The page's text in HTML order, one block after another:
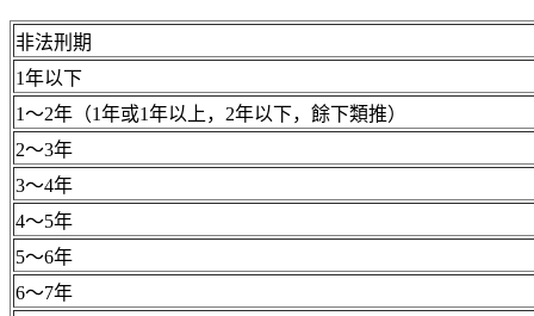
非法刑期
1年以下
1～2年（1年或1年以上，2年以下，餘下類推）
2～3年
3～4年
4～5年
5～6年
6～7年